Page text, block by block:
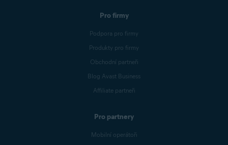
Pro firmy
Podpora pro firmy
Produkty pro firmy
Obchodní partneři
Blog Avast Business
Affiliate partneři
Pro partnery
Mobilní operátoři